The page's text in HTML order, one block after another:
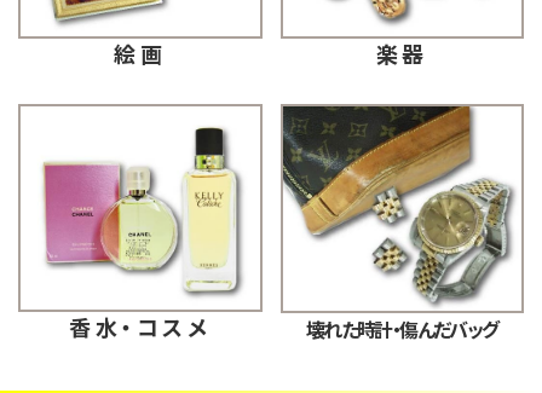
絵画 楽器
香水・コスメ 壊れた時計・傷んだバッグ